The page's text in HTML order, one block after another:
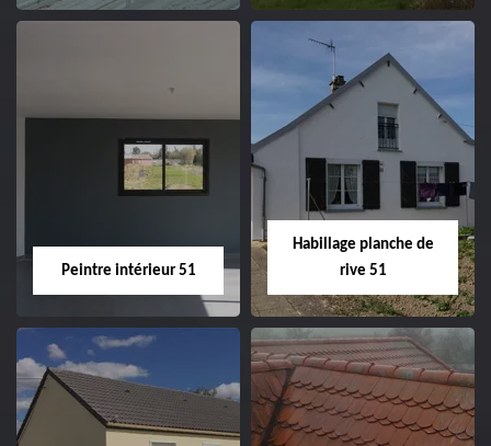
51
Nettoyage et
ravalement de
façade 51
Peintre intérieur 51
Peintre intérieur
Habillage planche de
rive 51
Habillage planche